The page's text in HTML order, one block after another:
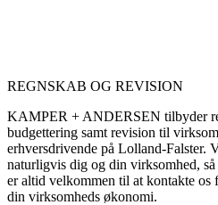
REGNSKAB OG REVISION
KAMPER + ANDERSEN tilbyder
budgettering samt revision til
erhversdrivende på Lolland-Falster.
naturligvis dig og din virksomhed,
er altid velkommen til at kontakte os
din virksomheds økonomi.